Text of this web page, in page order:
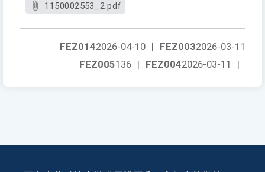
1150002553_2.pdf
FEZ0032026-03-11
FEZ0142026-04-10 |
FEZ0042026-03-11 |
FEZ005136 |